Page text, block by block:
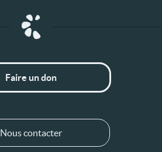
Faire un don
Nous contacter